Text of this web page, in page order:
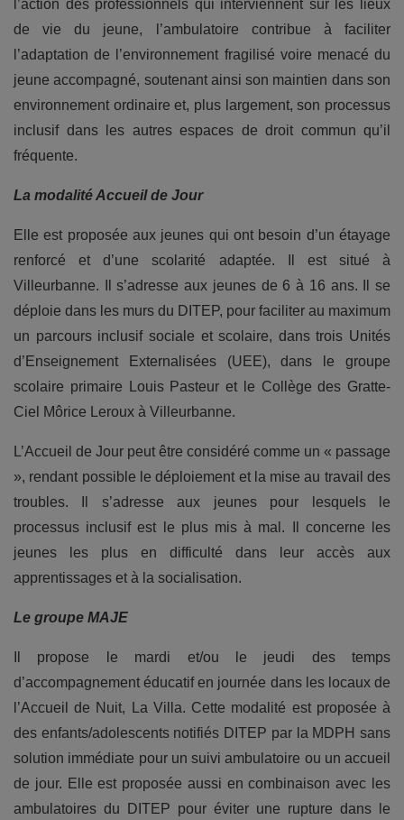
l’action des professionnels qui interviennent sur les lieux
de vie du jeune, l’ambulatoire contribue à faciliter
l’adaptation de l’environnement fragilisé voire menacé du
jeune accompagné, soutenant ainsi son maintien dans son
environnement ordinaire et, plus largement, son processus
inclusif dans les autres espaces de droit commun qu’il
fréquente.
La modalité Accueil de Jour
Elle est proposée aux jeunes qui ont besoin d’un étayage
renforcé et d’une scolarité adaptée. Il est situé à
Villeurbanne. Il s’adresse aux jeunes de 6 à 16 ans. Il se
déploie dans les murs du DITEP, pour faciliter au maximum
un parcours inclusif sociale et scolaire, dans trois Unités
d’Enseignement Externalisées (UEE), dans le groupe
scolaire primaire Louis Pasteur et le Collège des Gratte-
Ciel Môrice Leroux à Villeurbanne.
L’Accueil de Jour peut être considéré comme un « passage
», rendant possible le déploiement et la mise au travail des
troubles. Il s’adresse aux jeunes pour lesquels le
processus inclusif est le plus mis à mal. Il concerne les
jeunes les plus en difficulté dans leur accès aux
apprentissages et à la socialisation.
Le groupe MAJE
Il propose le mardi et/ou le jeudi des temps
d’accompagnement éducatif en journée dans les locaux de
l’Accueil de Nuit, La Villa. Cette modalité est proposée à
des enfants/adolescents notifiés DITEP par la MDPH sans
solution immédiate pour un suivi ambulatoire ou un accueil
de jour. Elle est proposée aussi en combinaison avec les
ambulatoires du DITEP pour éviter une rupture dans le